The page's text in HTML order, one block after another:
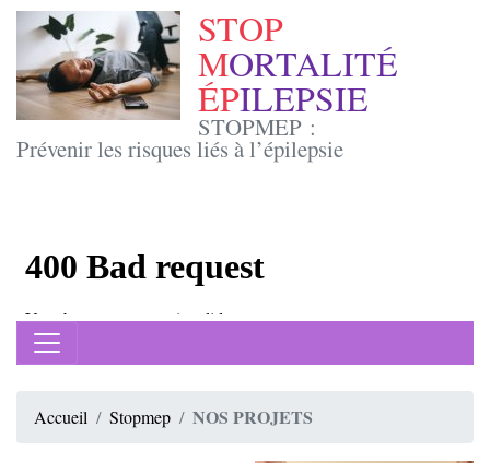
STOP
MORTALITÉ
ÉPILEPSIE
STOPMEP :
Prévenir les risques liés à l’épilepsie
Accueil Stopmep NOS PROJETS